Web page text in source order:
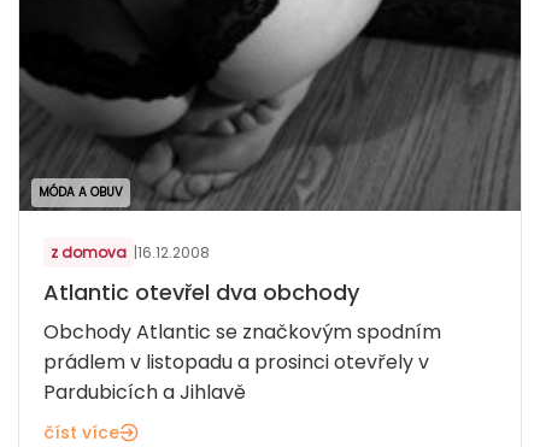
MÓDA A OBUV
z domova |16.12.2008
Atlantic otevřel dva obchody
Obchody Atlantic se značkovým spodním
prádlem v listopadu a prosinci otevřely v
Pardubicích a Jihlavě
číst více